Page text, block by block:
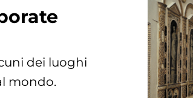
dei luoghi
mondo.